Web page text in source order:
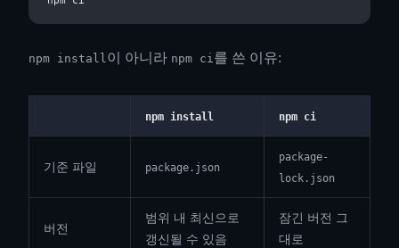
npm install이 아니라 npm ci를 쓴 이유:
npm install npm ci
기준 파일 package.json
package-
lock.json
버전
범위 내 최신으로
갱신될 수 있음
잠긴 버전 그
대로